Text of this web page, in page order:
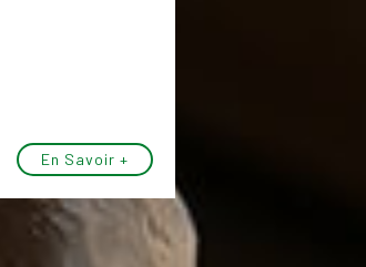
En Savoir +